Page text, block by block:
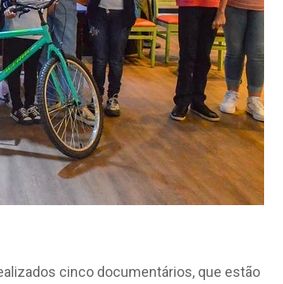
cinco documentários, que estão